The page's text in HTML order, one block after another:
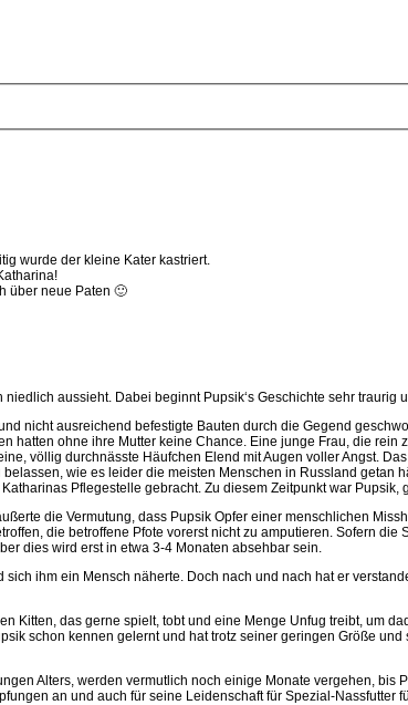
wurde der kleine Kater kastriert.
über neue Paten 🙂
aussieht. Dabei beginnt Pupsik‘s Geschichte sehr traurig
nicht ausreichend befestigte Bauten durch die Gegend
ohne ihre Mutter keine Chance. Eine junge Frau, die
völlig durchnässte Häufchen Elend mit Augen voller Angst.
wie es leider die meisten Menschen in Russland getan
Pflegestelle gebracht. Zu diesem Zeitpunkt war Pupsik,
die Vermutung, dass Pupsik Opfer einer menschlichen
die betroffene Pfote vorerst nicht zu amputieren. Sofern
dies wird erst in etwa 3-4 Monaten absehbar sein.
ihm ein Mensch näherte. Doch nach und nach hat er
das gerne spielt, tobt und eine Menge Unfug treibt, um
schon kennen gelernt und hat trotz seiner geringen Größe und
Alters, werden vermutlich noch einige Monate vergehen, bis
an und auch für seine Leidenschaft für Spezial-Nassfutter